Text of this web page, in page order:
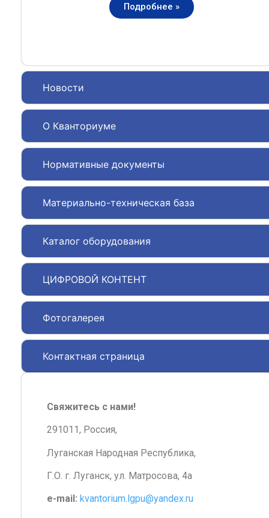
Новости
О Кванториуме
Нормативные документы
Материально-техническая база
Каталог оборудования
ЦИФРОВОЙ КОНТЕНТ
Фотогалерея
Контактная страница
Подробнее »
Свяжитесь с нами!
291011, Россия,
Луганская Народная Республика,
Г.О. г. Луганск, ул. Матросова, 4а
e-mail: kvantorium.lgpu@yandex.ru